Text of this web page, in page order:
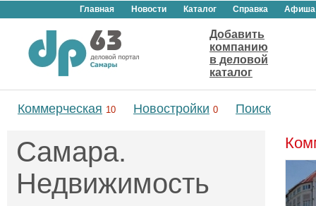
Главная Новости Каталог Справка Афиша
Добавить
компанию
в деловой
каталог
Коммерческая 10 Новостройки 0 Поиск
Самара.
Недвижимость